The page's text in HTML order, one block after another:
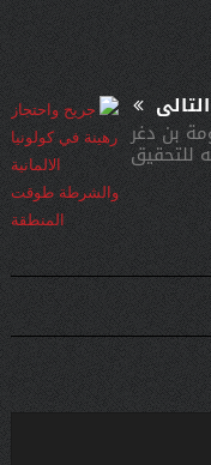
التالى
بن دغر
للتحقيق